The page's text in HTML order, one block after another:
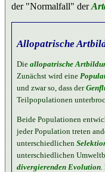
der "Normalfall" der
Allopatrische
Die allopatrische
Zunächst wird eine
und zwar so, dass der
Teilpopulationen
Beide Populationen
jeder Population treten
unterschiedlichen
unterschiedlichen
divergierenden Evolution.